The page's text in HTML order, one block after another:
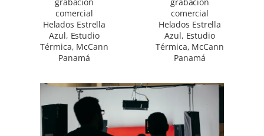
comercial
Helados Estrella
Azul, Estudio
Térmica, McCann
Panamá
comercial
Helados Estrella
Azul, Estudio
Térmica, McCann
Panamá